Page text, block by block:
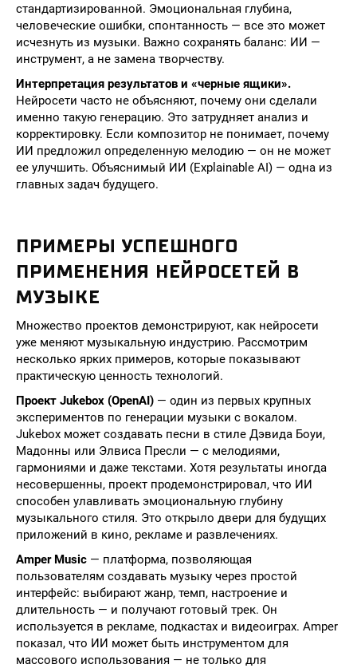
стандартизированной. Эмоциональная глубина,
человеческие ошибки, спонтанность — все это может
исчезнуть из музыки. Важно сохранять баланс: ИИ —
инструмент, а не замена творчеству.
Интерпретация результатов и «черные ящики».
Нейросети часто не объясняют, почему они сделали
именно такую генерацию. Это затрудняет анализ и
корректировку. Если композитор не понимает, почему
ИИ предложил определенную мелодию — он не может
ее улучшить. Объяснимый ИИ (Explainable AI) — одна из
главных задач будущего.
ПРИМЕРЫ УСПЕШНОГО
ПРИМЕНЕНИЯ НЕЙРОСЕТЕЙ В
МУЗЫКЕ
Множество проектов демонстрируют, как нейросети
уже меняют музыкальную индустрию. Рассмотрим
несколько ярких примеров, которые показывают
практическую ценность технологий.
Проект Jukebox (OpenAI) — один из первых крупных
экспериментов по генерации музыки с вокалом.
Jukebox может создавать песни в стиле Дэвида Боуи,
Мадонны или Элвиса Пресли — с мелодиями,
гармониями и даже текстами. Хотя результаты иногда
несовершенны, проект продемонстрировал, что ИИ
способен улавливать эмоциональную глубину
музыкального стиля. Это открыло двери для будущих
приложений в кино, рекламе и развлечениях.
Amper Music — платформа, позволяющая
пользователям создавать музыку через простой
интерфейс: выбирают жанр, темп, настроение и
длительность — и получают готовый трек. Он
используется в рекламе, подкастах и видеоиграх. Amper
показал, что ИИ может быть инструментом для
массового использования — не только для